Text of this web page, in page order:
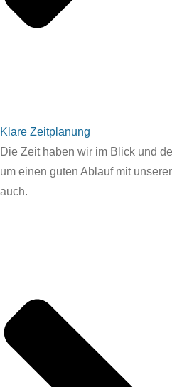
Klare Zeitplanung
Die Zeit haben wir im Blick und
um einen guten Ablauf mit
auch.